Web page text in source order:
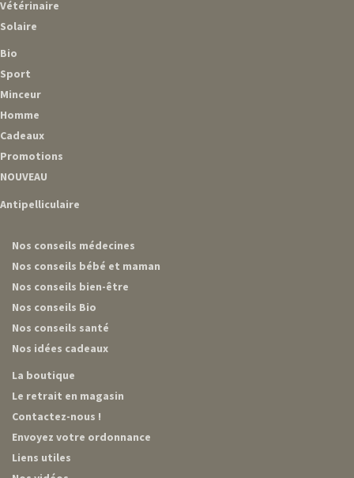
Vétérinaire
Solaire
Bio
Sport
Minceur
Homme
Cadeaux
Promotions
NOUVEAU
Antipelliculaire
Nos conseils médecines
Nos conseils bébé et maman
Nos conseils bien-être
Nos conseils Bio
Nos conseils santé
Nos idées cadeaux
La boutique
Le retrait en magasin
Contactez-nous !
Envoyez votre ordonnance
Liens utiles